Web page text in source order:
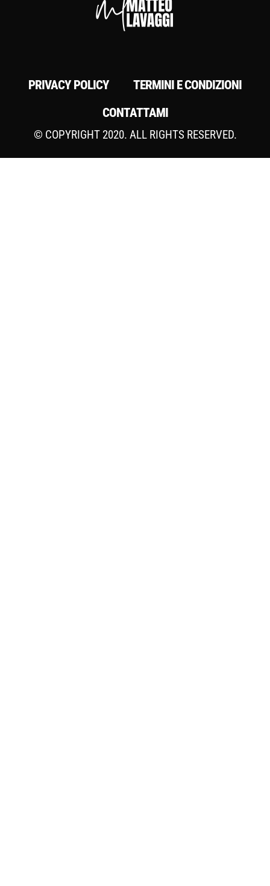
PRIVACY POLICY
TERMINI E CONDIZIONI
CONTATTAMI
© COPYRIGHT 2020. ALL RIGHTS RESERVED.